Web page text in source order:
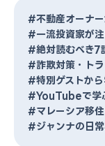
#不動産オーナ
#一流投資家が
#絶対読むべき7
#詐欺対策・トラ
#特別ゲストか
#YouTubeで学
#マレーシア移
#ジャンナの日常